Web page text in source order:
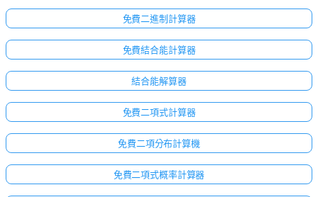
免費二進制計算器
免費結合能計算器
結合能解算器
免費二項式計算器
免費二項分布計算機
免費二項式概率計算器